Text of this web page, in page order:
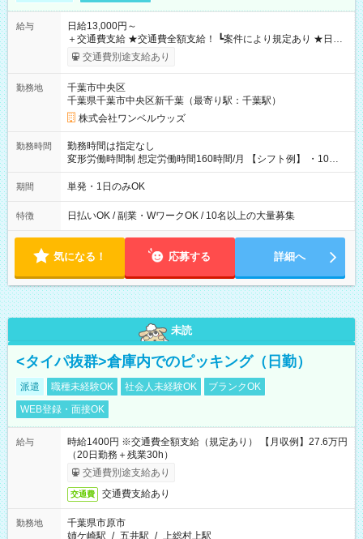
給与
日給13,000円～
＋交通費支給 ★交通費全額支給！ ┗案件により規定あり ★日払
いOK！（規定あり） ┗働いたその日に現金GET♪ お仕事後はコ
ンビニATMから 日払い分を引き落とせます！ 【試用期間】試
交通費別途支給あり
勤務地
千葉市中央区
千葉県千葉市中央区新千葉（最寄り駅：千葉駅）
株式会社ワンベルウッズ
勤務時間
勤務時間は指定なし
変形労働時間制 想定労働時間160時間/月 【シフト例】 ・10：
00～20：00
期間 単発・1日のみOK
特徴 日払いOK / 副業・WワークOK / 10名以上の大量募集
気になる！ 応募する 詳細へ
未読
<タイパ抜群>倉庫内でのピッキング（日勤）
派遣 職種未経験OK 社会人未経験OK
ブランクOK
WEB登録・面接OK
給与
時給1400円 ※交通費全額支給（規定あり） 【月収例】27.6万円
（20日勤務＋残業30h）
交通費別途支給あり
交通費 交通費支給あり
勤務地
千葉県市原市
姉ケ崎駅 / 五井駅 / 上総村上駅